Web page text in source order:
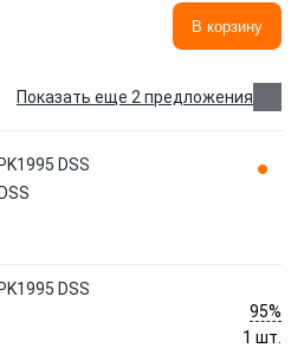
В корзину
Показать еще 2 предложения
DSS
DSS
95%
1 шт.